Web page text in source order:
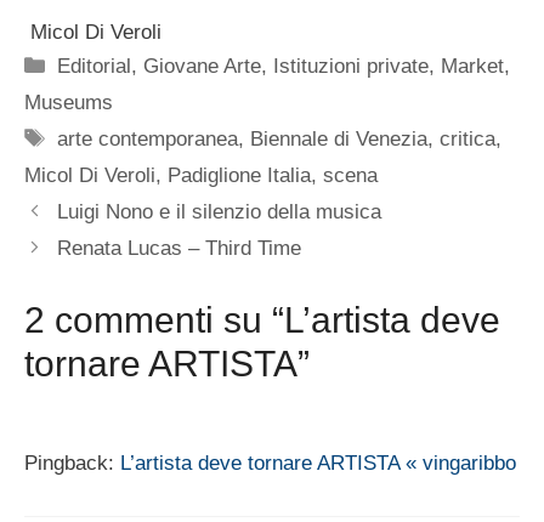
Micol Di Veroli
Categorie
Editorial, Giovane Arte, Istituzioni private, Market,
Museums
Tag
arte contemporanea, Biennale di Venezia,critica,
Micol Di Veroli, Padiglione Italia, scena
Luigi Nono e il silenzio della musica
Renata Lucas – Third Time
2 commenti su “L’artista deve
tornare ARTISTA”
Pingback: L’artista deve tornare ARTISTA « vingaribbo